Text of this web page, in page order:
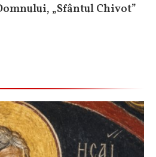
„Sfântul Chivot”